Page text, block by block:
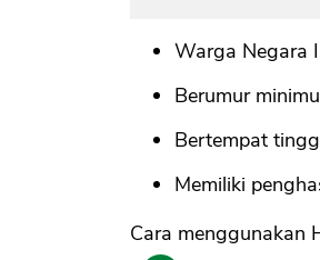
Warga Negara
Berumur
Bertempat
Memiliki
Cara menggunakan